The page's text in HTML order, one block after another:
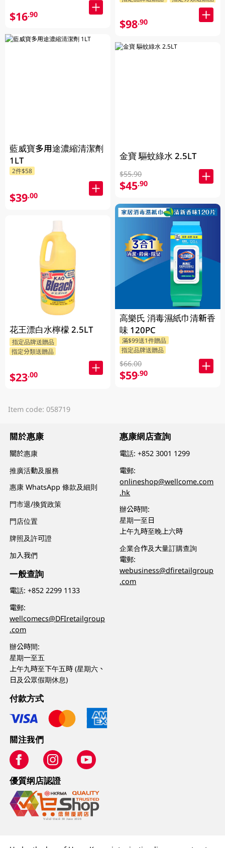
$16.90
藍威寶多用途濃縮清潔劑
1LT
2件$58
$39.00
花王漂白水檸檬 2.5LT
指定品牌送贈品
指定分類送贈品
$23.00
$98.90
金寶 驅蚊綠水 2.5LT
$55.90
$45.90
高樂氏 消毒濕紙巾清新香
味 120PC
滿$99送1件贈品
指定品牌送贈品
$66.00
$59.90
Item code: 058719
關於惠康
關於惠康
推廣活動及服務
惠康 WhatsApp 條款及細則
門市退/換貨政策
門店位置
牌照及許可證
加入我們
一般查詢
電話:+852 2299 1133
電郵:
wellcomecs@DFIretailgroup
.com
辦公時間:
星期一至五
上午九時至下午五時 (星期六、
日及公眾假期休息)
惠康網店查詢
電話:+852 3001 1299
電郵:
onlineshop@wellcome.com
.hk
辦公時間:
星期一至日
上午九時至晚上六時
企業合作及大量訂購查詢
電郵:
webusiness@dfiretailgroup
.com
付款方式
關注我們
優質纲店認證